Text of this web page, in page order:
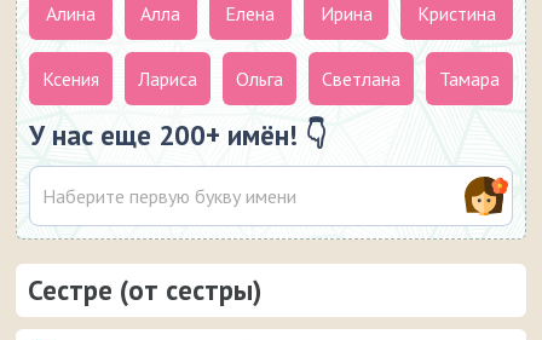
Алина Алла Елена Ирина Кристина
Ксения Лариса Ольга Светлана Тамара
У нас еще 200+ имён! 👇
Сестре (от сестры)